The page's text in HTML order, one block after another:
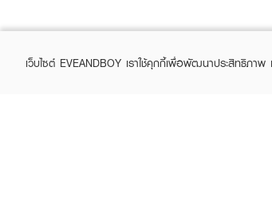
เว็บไซต์ EVEANDBOY เราใช้คุกกี้เพื่อพัฒนาประสิทธิภา